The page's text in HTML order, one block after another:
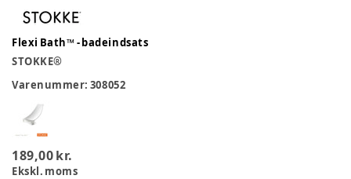
Flexi Bath™ - badeindsats
STOKKE®
Varenummer: 308052
189,00 kr.
Ekskl. moms